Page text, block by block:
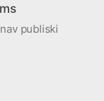
publiski